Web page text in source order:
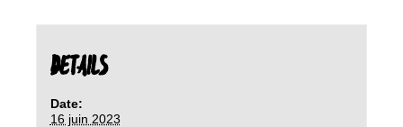
DETAILS
Date:
16 juin 2023